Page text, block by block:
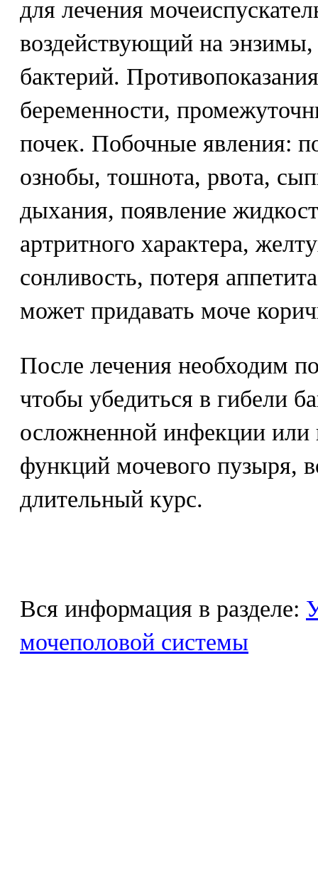
для лечения
воздействующий на
бактерий.
беременности,
почек. Побочные явления:
ознобы, тошнота, рвота,
дыхания, появление
артритного характера,
сонливость, потеря
может придавать моче
После лечения необходим
чтобы убедиться в гибели
осложненной инфекции или
функций мочевого пузыря,
длительный курс.
Вся информация в разделе:
мочеполовой системы